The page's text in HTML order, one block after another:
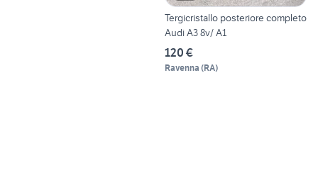
Tergicristallo posteriore completo
Audi A3 8v/ A1
120 €
Ravenna (RA)